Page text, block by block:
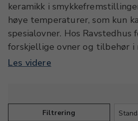
keramikk i
høye temperaturer, som kun
spesialovner. Hos Ravstedhus
forskjellige ovner og tilbehør i
eksempel Bentrup, Digitemp
rekke avanserte styretavler
trinn. Du finner også
Les videre
Filtrering